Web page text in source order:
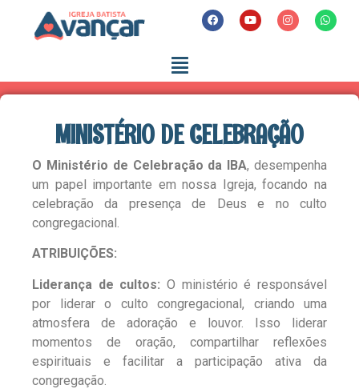
MINISTÉRIO DE CELEBRAÇÃO
O Ministério de Celebração da IBA, desempenha
um papel importante em nossa Igreja, focando na
celebração da presença de Deus e no culto
congregacional.
ATRIBUIÇÕES:
Liderança de cultos: O ministério é responsável
por liderar o culto congregacional, criando uma
atmosfera de adoração e louvor. Isso liderar
momentos de oração, compartilhar reflexões
espirituais e facilitar a participação ativa da
congregação.